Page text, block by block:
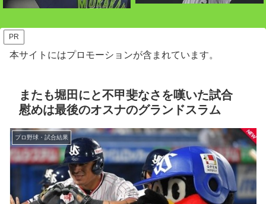
PR
本サイトにはプロモーションが含まれています。
またも堀田にと不甲斐なさを嘆いた試合
慰めは最後のオスナのグランドスラム
プロ野球・試合結果